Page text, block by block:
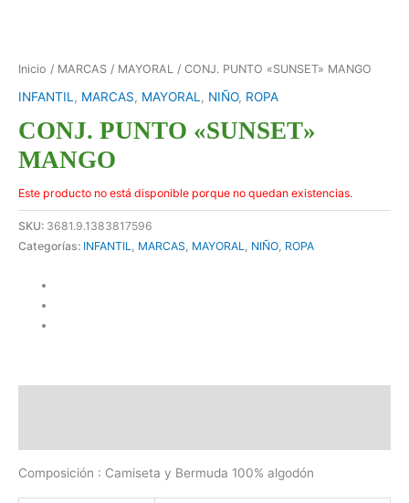
Inicio / MARCAS / MAYORAL / CONJ. PUNTO «SUNSET» MANGO
INFANTIL , MARCAS, MAYORAL , NIÑO, ROPA
CONJ. PUNTO «SUNSET»
MANGO
Este producto no está disponible porque no quedan existencias.
SKU: 3681.9.1383817596
Categorías: INFANTIL, MARCAS, MAYORAL, NIÑO, ROPA
Composición : Camiseta y Bermuda 100% algodón